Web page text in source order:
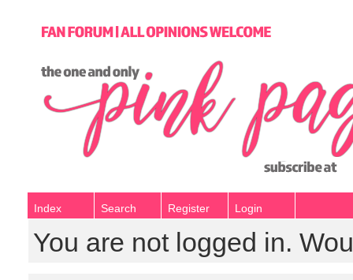
Index Search Register Login
You are not logged in.